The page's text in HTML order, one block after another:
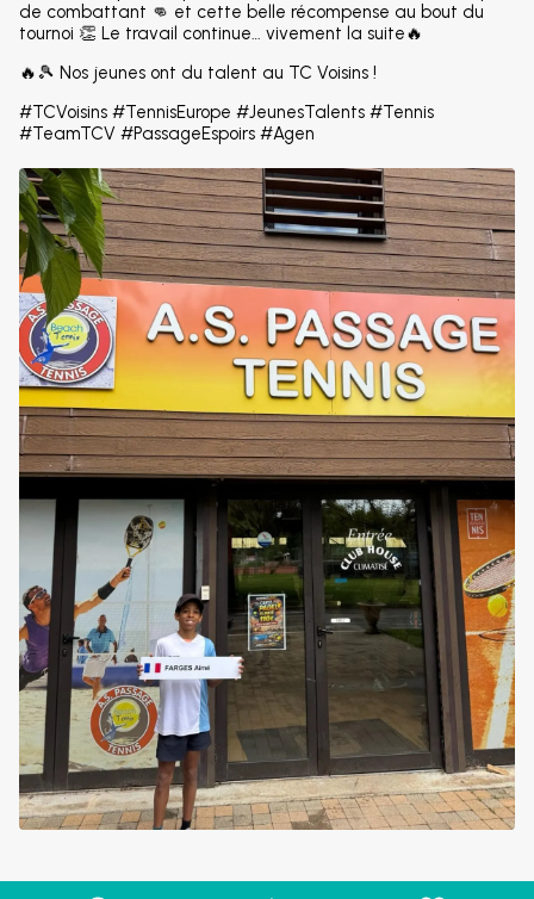
de combattant 👊 et cette belle récompense au bout du
tournoi 👏 Le travail continue… vivement la suite🔥
🔥🎾 Nos jeunes ont du talent au TC Voisins !
#TCVoisins #TennisEurope #JeunesTalents #Tennis
#TeamTCV #PassageEspoirs #Agen